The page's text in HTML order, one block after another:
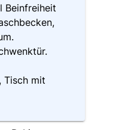
Beinfreiheit
Tisch mit